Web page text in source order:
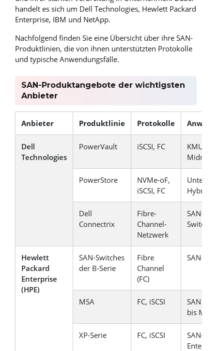
handelt es sich um Dell Technologies, Hewlett Packard
Enterprise, IBM und NetApp.
Nachfolgend finden Sie eine Übersicht über ihre SAN-
Produktlinien, die von ihnen unterstützten Protokolle
und typische Anwendungsfälle.
SAN-Produktangebote der wichtigsten
Anbieter
Anbieter Produktlinie Protokolle
Dell
Technologies
PowerVault iSCSI, FC
KMU/
PowerStore
NVMe-oF,
iSCSI, FC
Hybrid
Dell
Connectrix
Fibre-
Channel-
Netzwerk
SAN-
Hewlett
Packard
Enterprise
(HPE)
SAN-Switches
der B-Serie
Fibre
Channel
(FC)
SAN-
MSA FC, iSCSI
SAN der
bis
XP-Serie FC, iSCSI
SAN-